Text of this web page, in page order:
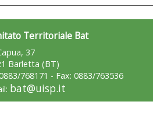
Territoriale Bat
37
Barletta (BT)
768171 - Fax: 0883/763536
bat@uisp.it